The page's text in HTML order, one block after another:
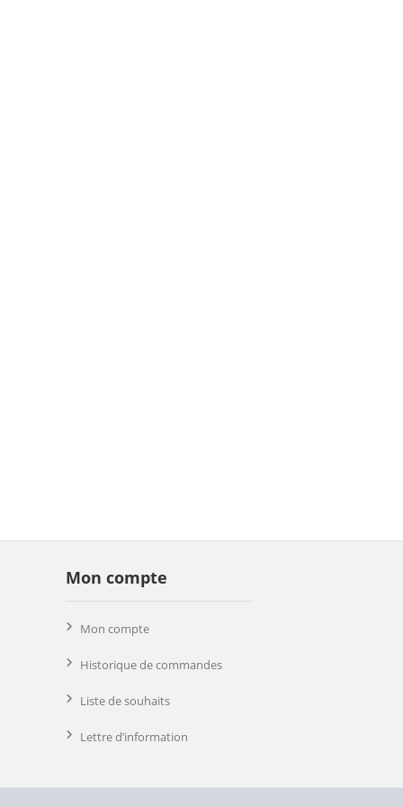
Mon compte
Mon compte
Historique de commandes
Liste de souhaits
Lettre d’information